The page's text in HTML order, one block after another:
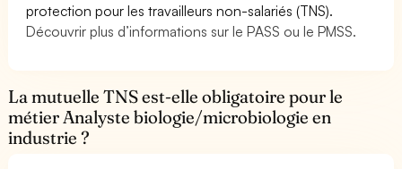
protection pour les travailleurs non-salariés (TNS).
Découvrir plus d’informations sur le PASS ou le PMSS.
La mutuelle TNS est-elle obligatoire pour le
métier Analyste biologie/microbiologie en
industrie ?